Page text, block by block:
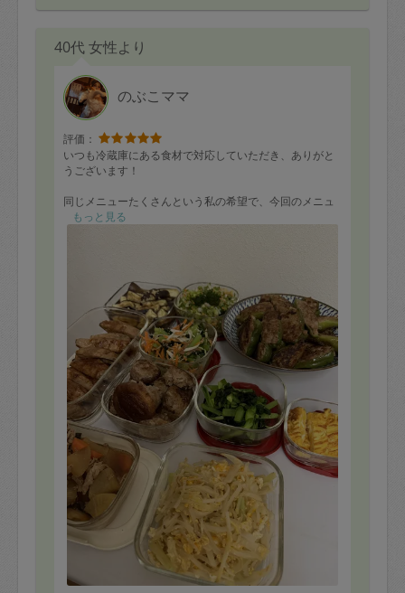
40代 女性より
のぶこママ
評価：
いつも冷蔵庫にある食材で対応していただき、ありがと
うございます！
同じメニューたくさんという私の希望で、今回のメニュ
ーになりました。
家庭的で子供も大人も嬉しい味付けに我が家の健康を支
えてもらっています。
もっと見る